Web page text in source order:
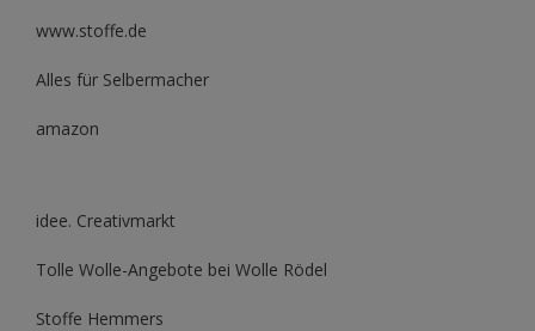
www.stoffe.de
Alles für Selbermacher
amazon
idee. Creativmarkt
Tolle Wolle-Angebote bei Wolle Rödel
Stoffe Hemmers